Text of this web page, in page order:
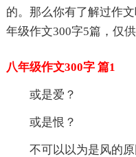
的。那么你有了解过作
年级作文300字5篇，仅
八年级作文300字 篇1
或是爱？
或是恨？
不可以以为是风的